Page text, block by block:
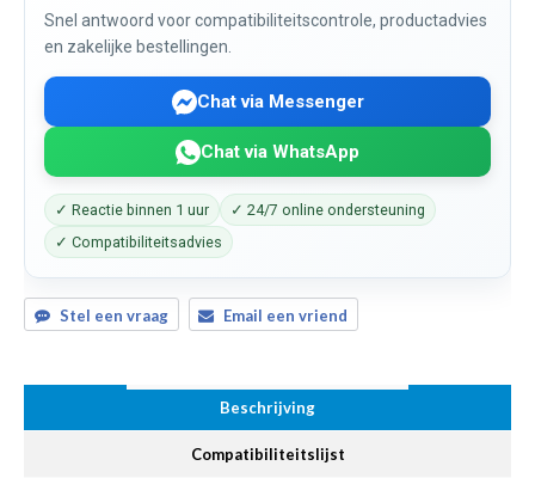
Snel antwoord voor compatibiliteitscontrole, productadvies
en zakelijke bestellingen.
Chat via Messenger
Chat via WhatsApp
✓ Reactie binnen 1 uur
✓ 24/7 online ondersteuning
✓ Compatibiliteitsadvies
Stel een vraag Email een vriend
Beschrijving
Compatibiliteitslijst